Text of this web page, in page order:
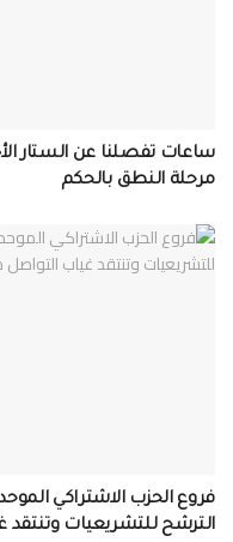
ساعات تفصلنا عن الستار
مرحلة النطق بالحكم
فروع الحزب الاشتراكي
الترشح للتشريعيات وتنتقد